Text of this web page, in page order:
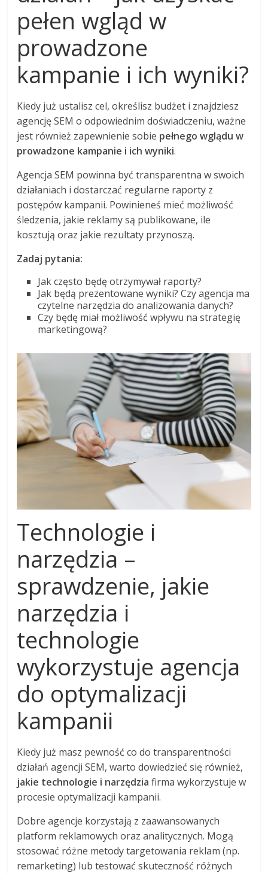
pełen wgląd w
prowadzone
kampanie i ich wyniki?
Kiedy już ustalisz cel, określisz budżet i znajdziesz
agencję SEM o odpowiednim doświadczeniu, ważne
jest również zapewnienie sobie pełnego wglądu w
prowadzone kampanie i ich wyniki.
Agencja SEM powinna być transparentna w swoich
działaniach i dostarczać regularne raporty z
postępów kampanii. Powinieneś mieć możliwość
śledzenia, jakie reklamy są publikowane, ile
kosztują oraz jakie rezultaty przynoszą.
Zadaj pytania:
Jak często będę otrzymywał raporty?
Jak będą prezentowane wyniki? Czy agencja ma
czytelne narzędzia do analizowania danych?
Czy będę miał możliwość wpływu na strategię
marketingową?
Technologie i
narzędzia –
sprawdzenie, jakie
narzędzia i
technologie
wykorzystuje agencja
do optymalizacji
kampanii
Kiedy już masz pewność co do transparentności
działań agencji SEM, warto dowiedzieć się również,
jakie technologie i narzędzia firma wykorzystuje w
procesie optymalizacji kampanii.
Dobre agencje korzystają z zaawansowanych
platform reklamowych oraz analitycznych. Mogą
stosować różne metody targetowania reklam (np.
remarketing) lub testować skuteczność różnych